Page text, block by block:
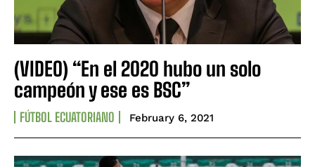
(VIDEO) “En el 2020 hubo un solo
campeón y ese es BSC”
FÚTBOL ECUATORIANO February 6, 2021